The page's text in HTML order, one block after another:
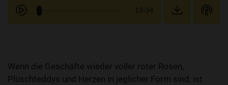
13:34
Wenn die Geschäfte wieder voller roter Rosen,
Plüschteddys und Herzen in jeglicher Form sind, ist